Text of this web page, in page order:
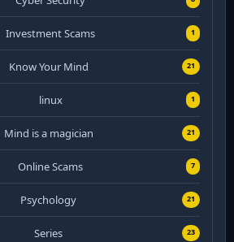
Investment Scams 1
Know Your Mind 21
linux 1
Mind is a magician 21
Online Scams 7
Psychology 21
Series 23